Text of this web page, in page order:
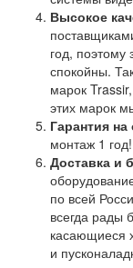
Высокое
год, поэтому
спокойны.
марок
этих марок
Гарантия
монтаж 1 год!
Доставка и
по всей
всегда рады
касающиеся
и